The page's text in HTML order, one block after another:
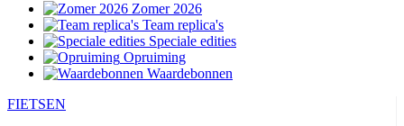
Zomer 2026
Team replica's
Speciale edities
Opruiming
Waardebonnen
FIETSEN